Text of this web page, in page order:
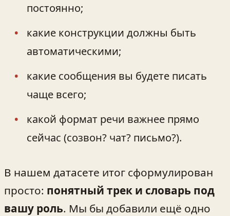
постоянно;
какие конструкции должны быть
автоматическими;
какие сообщения вы будете писать
чаще всего;
какой формат речи важнее прямо
сейчас (созвон? чат? письмо?).
В нашем датасете итог сформулирован
просто: понятный трек и словарь под
вашу роль. Мы бы добавили ещё одно